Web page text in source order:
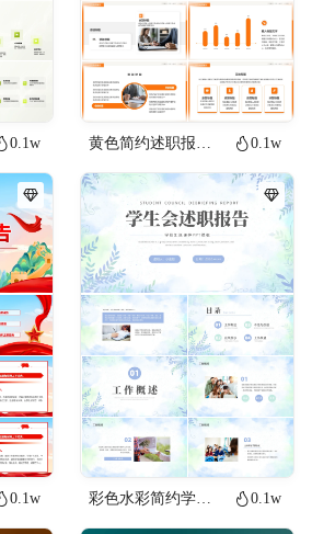
0.1w 0.1w
0.1w 彩色水彩简约学生会述职报告述职报告PPT模板 0.1w